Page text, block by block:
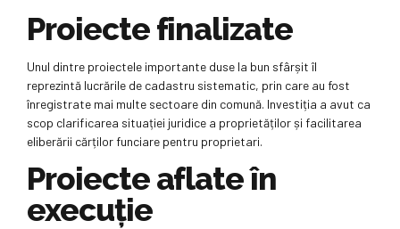
Proiecte finalizate
Unul dintre proiectele importante duse la bun sfârșit îl
reprezintă lucrările de cadastru sistematic, prin care au fost
înregistrate mai multe sectoare din comună. Investiția a avut ca
scop clarificarea situației juridice a proprietăților și facilitarea
eliberării cărților funciare pentru proprietari.
Proiecte aflate în
execuție